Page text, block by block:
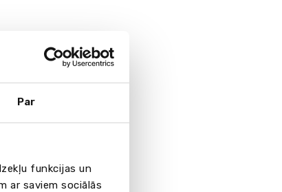
Par
funkcijas un
ar saviem sociālās